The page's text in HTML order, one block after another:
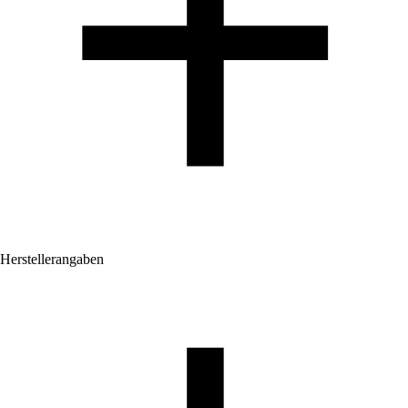
Herstellerangaben